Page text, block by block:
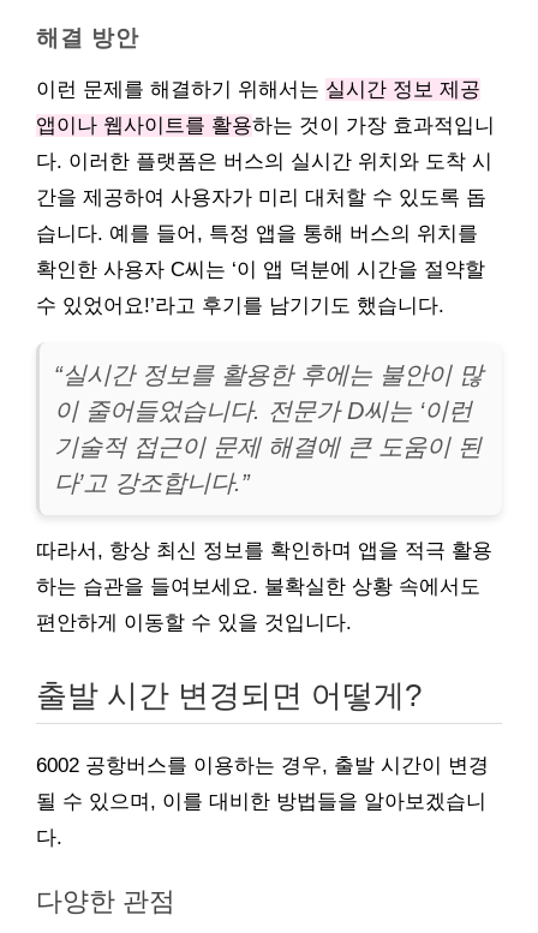
해결 방안
이런 문제를 해결하기 위해서는 실시간 정보 제공
앱이나 웹사이트를 활용하는 것이 가장 효과적입니
다. 이러한 플랫폼은 버스의 실시간 위치와 도착 시
간을 제공하여 사용자가 미리 대처할 수 있도록 돕
습니다. 예를 들어, 특정 앱을 통해 버스의 위치를
확인한 사용자 C씨는 ‘이 앱 덕분에 시간을 절약할
수 있었어요!’라고 후기를 남기기도 했습니다.
“실시간 정보를 활용한 후에는 불안이 많
이 줄어들었습니다. 전문가 D씨는 ‘이런
기술적 접근이 문제 해결에 큰 도움이 된
다’고 강조합니다.”
따라서, 항상 최신 정보를 확인하며 앱을 적극 활용
하는 습관을 들여보세요. 불확실한 상황 속에서도
편안하게 이동할 수 있을 것입니다.
출발 시간 변경되면 어떻게?
6002 공항버스를 이용하는 경우, 출발 시간이 변경
될 수 있으며, 이를 대비한 방법들을 알아보겠습니
다.
다양한 관점